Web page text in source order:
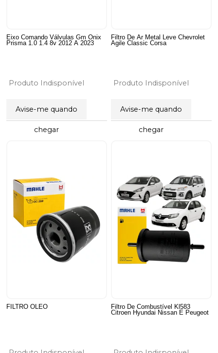
Eixo Comando Válvulas Gm Onix
Prisma 1.0 1.4 8v 2012 A 2023
Produto Indisponível
Avise-me quando
chegar
Filtro De Ar Metal Leve Chevrolet
Agile Classic Corsa
Produto Indisponível
Avise-me quando
chegar
FILTRO OLEO
Filtro De Combustível Kl583
Citroen Hyundai Nissan E Peugeot